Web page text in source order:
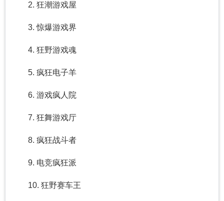
2. 狂潮游戏屋
3. 惊爆游戏界
4. 狂野游戏魂
5. 疯狂电子羊
6. 游戏疯人院
7. 狂舞游戏厅
8. 疯狂战斗者
9. 电竞疯狂派
10. 狂野赛车王